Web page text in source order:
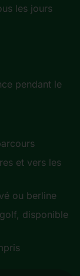
les jours
pendant le
et vers les
ou berline
disponible